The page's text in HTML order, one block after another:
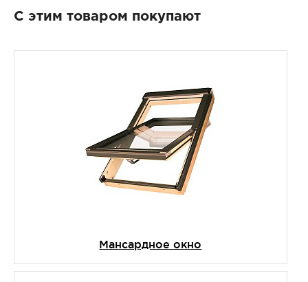
С этим товаром покупают
Мансардное окно